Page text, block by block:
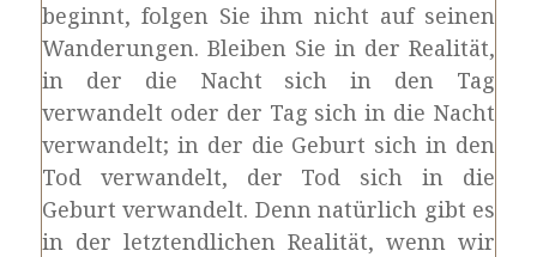
beginnt, folgen Sie ihm nicht auf seinen
Wanderungen. Bleiben Sie in der Realität,
in der die Nacht sich in den Tag
verwandelt oder der Tag sich in die Nacht
verwandelt; in der die Geburt sich in den
Tod verwandelt, der Tod sich in die
Geburt verwandelt. Denn natürlich gibt es
in der letztendlichen Realität, wenn wir